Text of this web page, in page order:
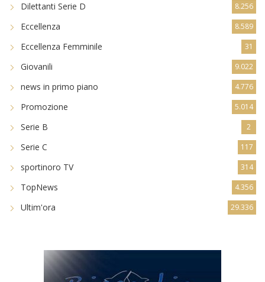
Dilettanti Serie D 8.256
Eccellenza 8.589
Eccellenza Femminile 31
Giovanili 9.022
news in primo piano 4.776
Promozione 5.014
Serie B 2
Serie C 117
sportinoro TV 314
TopNews 4.356
Ultim'ora 29.336